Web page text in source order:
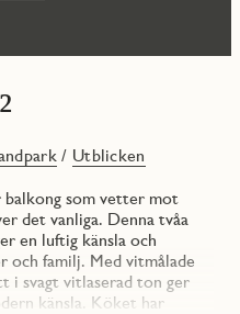
/ Utblicken
som vetter mot
det vanliga. Denna tvåa
en luftig känsla och
och familj. Med vitmålade
i svagt vitlaserad ton ger
känsla. Köket har